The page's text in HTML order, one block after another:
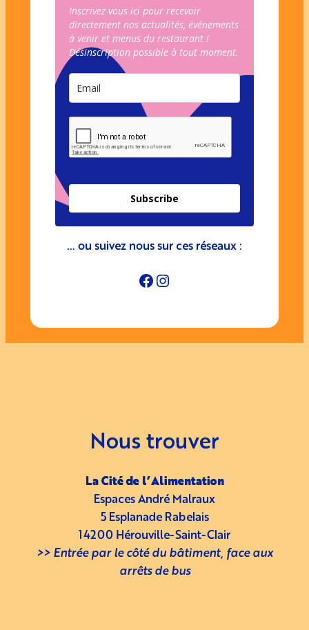
Inscrivez-vous ici pour recevoir
directement nos actualités, événements
à venir et menus du restaurant !
Désinscription possible à tout moment.
Subscribe
… ou suivez nous sur ces réseaux :
Facebook
Instagram
Nous trouver
La Cité de l’Alimentation
Espaces André Malraux
5 Esplanade Rabelais
14200 Hérouville-Saint-Clair
>> Entrée par le côté du bâtiment, face aux
arrêts de bus